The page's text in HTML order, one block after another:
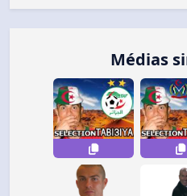
Médias